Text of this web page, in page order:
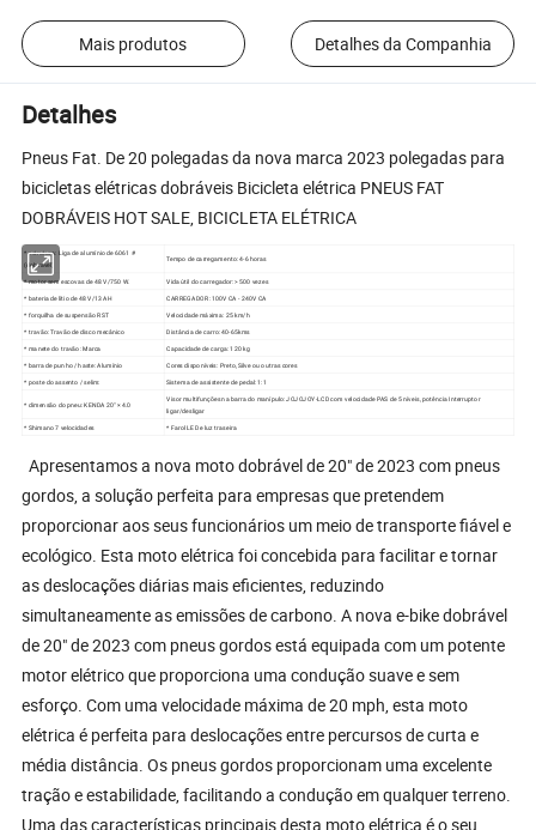
Mais produtos Detalhes da Companhia
Detalhes
Pneus Fat. De 20 polegadas da nova marca 2023 polegadas para
bicicletas elétricas dobráveis Bicicleta elétrica PNEUS FAT
DOBRÁVEIS HOT SALE, BICICLETA ELÉTRICA
* estrutura: Liga de alumínio de 6061 #
(dobrável)
Tempo de carregamento: 4-6 horas
* motor sem escovas de 48 V/750 W. Vida útil do carregador: > 500 vezes
* bateria de lítio de 48 V/13 AH CARREGADOR: 100V CA - 240V CA
* forquilha de suspensão RST
Velocidade máxima: 25 km/h
* travão: Travão de disco mecânico
Distância de carro: 40-65kms
* manete do travão: Marca Capacidade de carga: 120 kg
* barra de punho / haste: Alumínio
Cores disponíveis: Preto, Silve ou outras cores
* poste do assento / selim:
Sistema de assistente de pedal: 1:1
* dimensão do pneu: KENDA 20'' × 4.0
Visor multifunções na barra do manípulo: JOJOJOY-LCD com velocidade PAS de 5 níveis, potência Interruptor
ligar/desligar
* Shimano 7 velocidades
* Farol LED e luz traseira
Apresentamos a nova moto dobrável de 20" de 2023 com pneus
gordos, a solução perfeita para empresas que pretendem
proporcionar aos seus funcionários um meio de transporte fiável e
ecológico. Esta moto elétrica foi concebida para facilitar e tornar
as deslocações diárias mais eficientes, reduzindo
simultaneamente as emissões de carbono. A nova e-bike dobrável
de 20" de 2023 com pneus gordos está equipada com um potente
motor elétrico que proporciona uma condução suave e sem
esforço. Com uma velocidade máxima de 20 mph, esta moto
elétrica é perfeita para deslocações entre percursos de curta e
média distância. Os pneus gordos proporcionam uma excelente
tração e estabilidade, facilitando a condução em qualquer terreno.
Uma das características principais desta moto elétrica é o seu